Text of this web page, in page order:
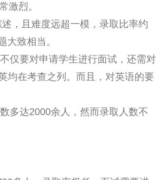
激烈。
，且难度远超一模，录取比率约
大致相当。
仅要对申请学生进行面试，还需对
均在考查之列。而且，对英语的要
多达2000余人，然而录取人数不